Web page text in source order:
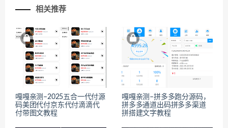
相关推荐
嘎嘎亲测–2025五合一代付源
码美团代付京东代付滴滴代
付带图文教程
嘎嘎亲测–拼多多跑分源码，
拼多多通道出码拼多多渠道
拼搭建文字教程